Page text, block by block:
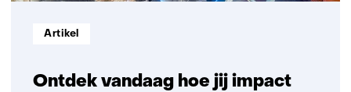
Ontdek vandaag hoe jij impact
Informatietype:
Artikel